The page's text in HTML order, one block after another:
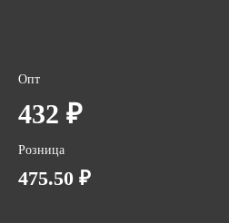
Объем за ед,м3
0.00434
Объем упаковки,м3
0.07417
Опт
432 ₽
Розница
475.50 ₽